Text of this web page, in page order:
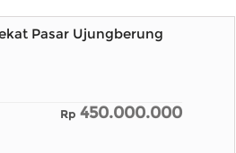
Pasar Ujungberung
Rp 450.000.000